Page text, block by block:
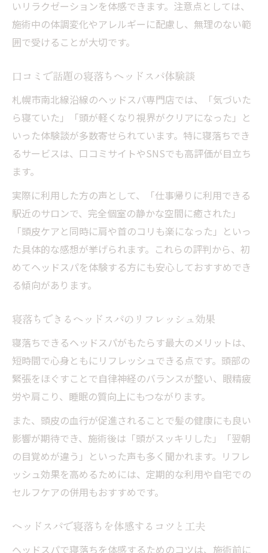
いリラクゼーションを体感できます。注意点としては、
施術中の体調変化やアレルギーに配慮し、無理のない範
囲で受けることが大切です。
口コミで話題の寝落ちヘッドスパ体験談
札幌市南北線沿線のヘッドスパ専門店では、「気づいた
ら寝ていた」「頭が軽くなり視界がクリアになった」と
いった体験談が多数寄せられています。特に寝落ちでき
るサービスは、口コミサイトやSNSでも高評価が目立ち
ます。
実際に利用した方の声として、「仕事帰りに利用できる
駅近のサロンで、完全個室の静かな空間に癒された」
「頭皮ケアと同時に肩や首のコリも楽になった」といっ
た具体的な感想が挙げられます。これらの評判から、初
めてヘッドスパを体験する方にも安心しておすすめでき
る傾向があります。
寝落ちできるヘッドスパのリフレッシュ効果
寝落ちできるヘッドスパがもたらす最大のメリットは、
短時間で心身ともにリフレッシュできる点です。頭部の
緊張をほぐすことで自律神経のバランスが整い、眼精疲
労や肩こり、睡眠の質向上にもつながります。
また、頭皮の血行が促進されることで髪の健康にも良い
影響が期待でき、施術後は「頭がスッキリした」「翌朝
の目覚めが違う」といった声も多く聞かれます。リフレ
ッシュ効果を高めるためには、定期的な利用や自宅での
セルフケアの併用もおすすめです。
ヘッドスパで寝落ちを体感するコツと工夫
ヘッドスパで寝落ちを体感するためのコツは、施術前に